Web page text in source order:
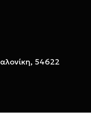
54622